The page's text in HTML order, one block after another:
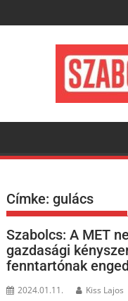
to
Címke:gulács
Szabolcs: A MET
gazdasági
fenntartónak
2024.01.11. Kiss Lajos